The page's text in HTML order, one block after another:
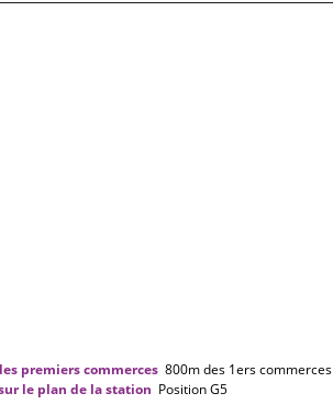
premiers commerces 800mdes 1ers commerces
le plan de la station PositionG5